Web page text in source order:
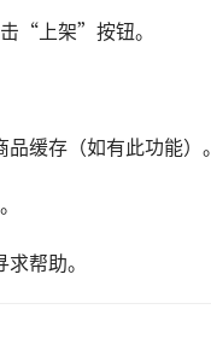
“上架”按钮。
缓存（如有此功能）。
帮助。